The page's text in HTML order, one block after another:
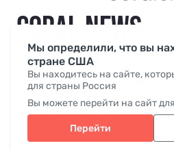
Мы определили, что вы
стране США
Вы находитесь на сайте,
для страны Россия
Вы можете перейти на сайт
Перейти
CORAL NEWS
Свежее СМИ о нас
Главная Новости